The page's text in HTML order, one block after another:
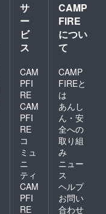
サ
ー
ビ
ス
CAM
PFI
RE
CAM
PFI
RE
コ
ミュ
ニ
ティ
CAM
PFI
RE
CAMP
FIRE
につい
て
CAMP
FIREと
は
あんし
ん・安
全への
取り組
み
ニュー
ス
ヘルプ
お問い
合わせ